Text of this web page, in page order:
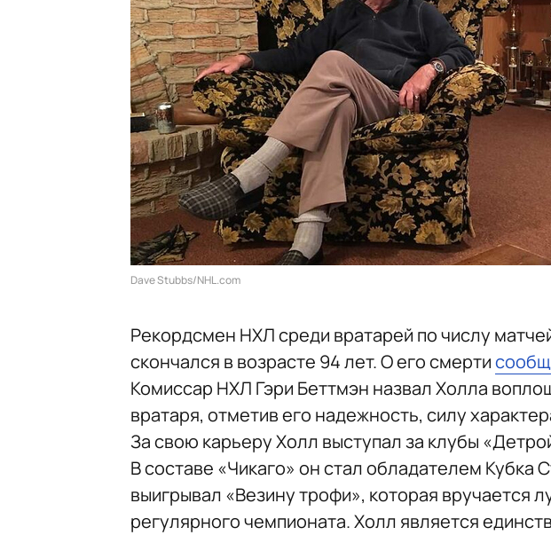
Dave Stubbs/NHL.com
Рекордсмен НХЛ среди вратарей по числу
скончался в возрасте 94 лет. О его смерти
Комиссар НХЛ Гэри Беттмэн назвал Холла
вратаря, отметив его надежность, силу
За свою карьеру Холл выступал за клубы
В составе «Чикаго» он стал обладателем Кубка
выигрывал «Везину трофи», которая вручается
регулярного чемпионата. Холл является